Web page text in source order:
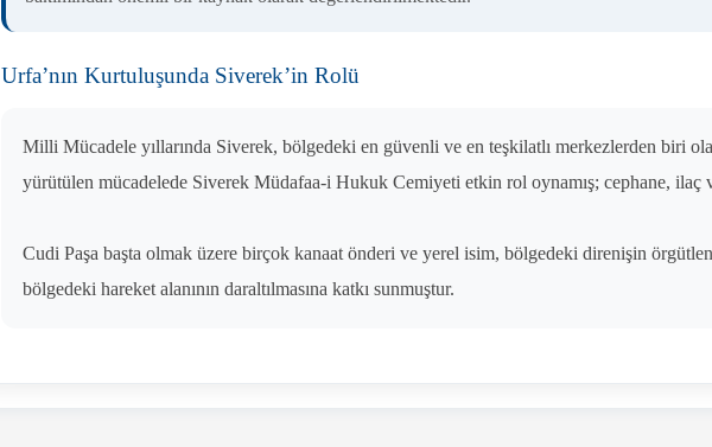
Urfa’nın Kurtuluşunda Siverek’in Rolü
Milli Mücadele yıllarında Siverek, bölgedeki en güvenli ve en teşkilatlı merkezlerden biri
yürütülen mücadelede Siverek Müdafaa-i Hukuk Cemiyeti etkin rol oynamış; cephane, ilaç
Cudi Paşa başta olmak üzere birçok kanaat önderi ve yerel isim, bölgedeki direnişin
bölgedeki hareket alanının daraltılmasına katkı sunmuştur.